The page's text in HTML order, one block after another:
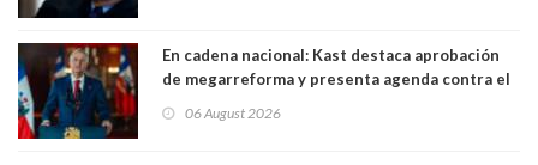
1971. Excanciller Insulza lamentó decisión
En cadena nacional: Kast destaca aprobación
de megarreforma y presenta agenda contra el
06 August 2026